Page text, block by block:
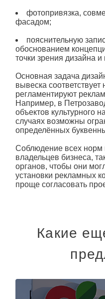
фотопривязка,
фасадом;
пояснительную
обоснованием
точки зрения дизайна
Основная задача
вывеска
регламентируют
Например, в
объектов культурного
случаях возможны
определённых
Соблюдение всех норм
владельцев бизнеса,
органов, чтобы они
установки рекламных
проще согласовать
Какие